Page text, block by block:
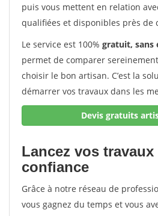
puis vous mettent en relation
qualifiées et disponibles près de
Le service est 100% gratuit, sans
permet de comparer
choisir le bon artisan. C’est la
démarrer vos travaux dans les
Devis gratuits
Lancez vos
confiance
Grâce à notre réseau de
vous gagnez du temps et vous